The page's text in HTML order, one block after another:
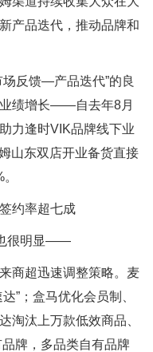
产品迭代，推动品牌和
反馈—产品迭代”的良
绩增长——自去年8月
力逢时VIK品牌线下业
山东双店开业备货直接
约率超七成
也很明显——
商超迅速调整策略。麦
”；盒马优化会员制、
淘汰上万款低效商品、
牌，多品类自有品牌